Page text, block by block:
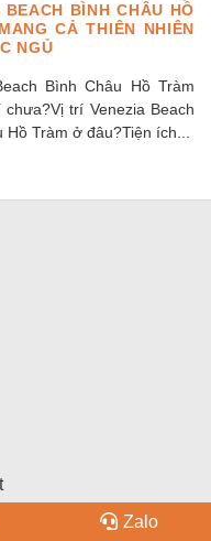
BEACH BÌNH CHÂU HỒ
CẢ THIÊN NHIÊN
NGỦ
Bình Châu Hồ Tràm
trí Venezia Beach
Hồ Tràm ở đâu?Tiện ích...
Zalo